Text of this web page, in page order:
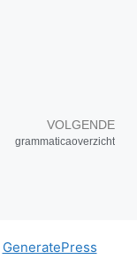
VOLGENDE
grammaticaoverzicht
GeneratePress